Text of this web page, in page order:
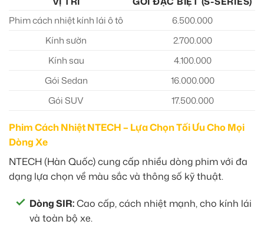
Phim cách nhiệt kính lái ô tô
6.500.000
Kính sườn
2.700.000
Kính sau
4.100.000
Gói Sedan
16.000.000
Gói SUV
17.500.000
Phim Cách Nhiệt NTECH – Lựa Chọn Tối Ưu Cho Mọi
Dòng Xe
NTECH (Hàn Quốc) cung cấp nhiều dòng phim với đa
dạng lựa chọn về màu sắc và thông số kỹ thuật.
Dòng SIR:Cao cấp, cách nhiệt mạnh, cho kính lái
và toàn bộ xe.